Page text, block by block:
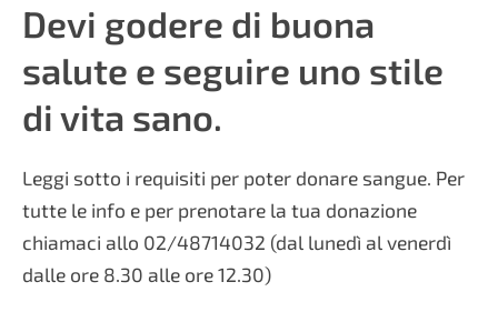
Devi godere di buona
salute e seguire uno stile
di vita sano.
Leggi sotto i requisiti per poter donare sangue. Per
tutte le info e per prenotare la tua donazione
chiamaci allo 02/48714032 (dal lunedì al venerdì
dalle ore 8.30 alle ore 12.30)